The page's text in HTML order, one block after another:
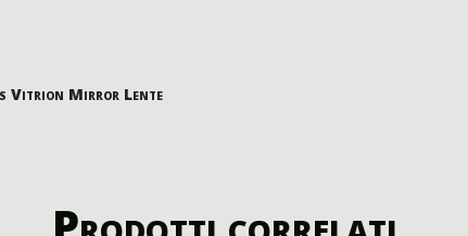
Vitrion Mirror Lente